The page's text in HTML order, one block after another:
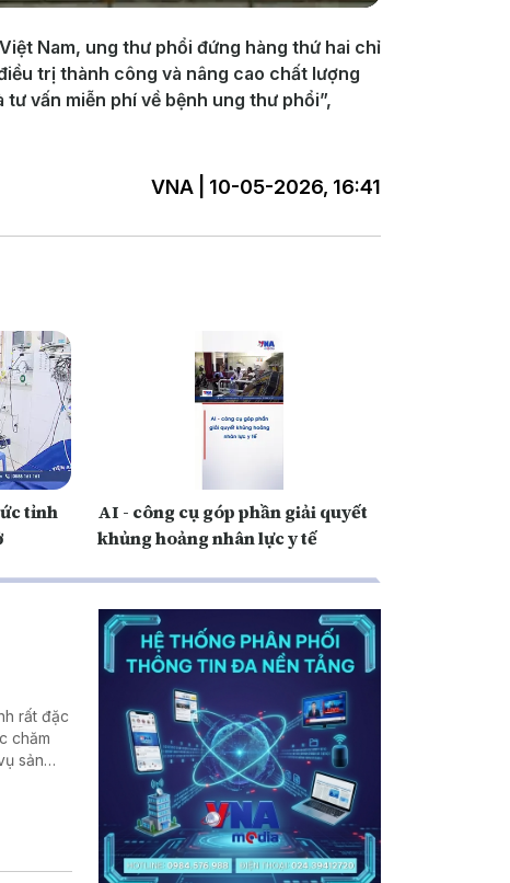
Nam, ung thư phổi đứng hàng thứ hai chỉ
trị thành công và nâng cao chất lượng
vấn miễn phí về bệnh ung thư phổi”,
VNA | 10-05-2026, 16:41
tỉnh
AI - công cụ góp phần giải quyết
khủng hoảng nhân lực y tế
rất đặc
chăm
sản